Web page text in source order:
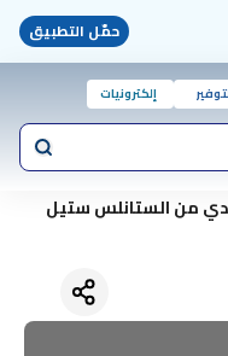
حمّل التطبيق
إلكترونيات
من الستانلس ستيل